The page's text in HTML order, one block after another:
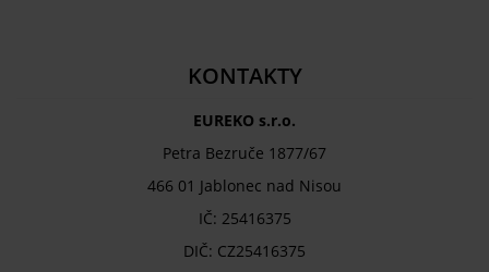
KONTAKTY
EUREKO s.r.o.
Petra Bezruče 1877/67
466 01 Jablonec nad Nisou
IČ: 25416375
DIČ: CZ25416375